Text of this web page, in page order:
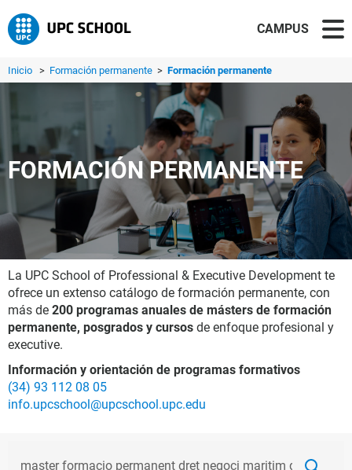
CAMPUS
Inicio > Formación permanente > Formación permanente
FORMACIÓN PERMANENTE
La UPC School of Professional & Executive Development te
ofrece un extenso catálogo de formación permanente, con
más de 200 programas anuales de másters de formación
permanente, posgrados y cursos de enfoque profesional y
executive.
Información y orientación de programas formativos
(34) 93 112 08 05
info.upcschool@upcschool.upc.edu